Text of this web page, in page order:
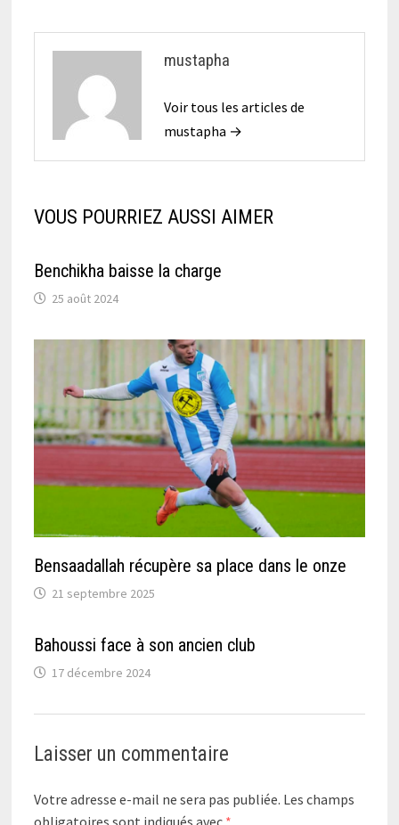
mustapha
Voir tous les articles de
mustapha →
VOUS POURRIEZ AUSSI AIMER
Benchikha baisse la charge
25 août 2024
Bensaadallah récupère sa place dans le onze
21 septembre 2025
Bahoussi face à son ancien club
17 décembre 2024
Laisser un commentaire
Votre adresse e-mail ne sera pas publiée. Les champs
obligatoires sont indiqués avec *